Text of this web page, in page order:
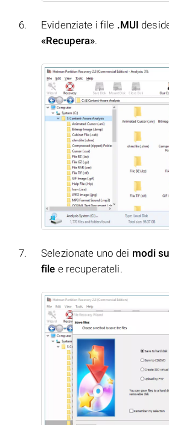
Evidenziate i file .MUI
«Recupera».
Selezionate uno dei modi
file e recuperateli.